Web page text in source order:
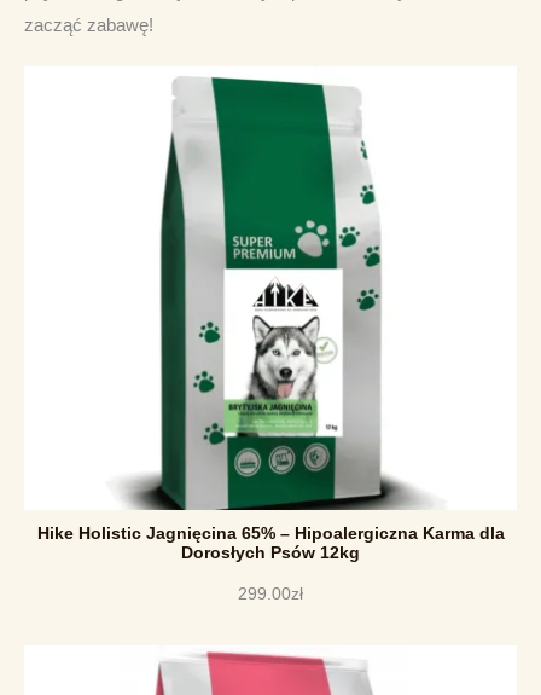
zacząć zabawę!
Hike Holistic Jagnięcina 65% – Hipoalergiczna Karma dla
Dorosłych Psów 12kg
299 00zł